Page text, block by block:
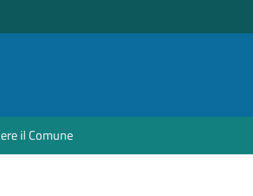
il Comune